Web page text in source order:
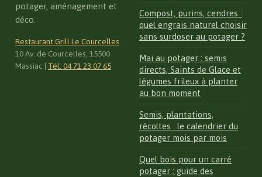
potager, aménagement et
déco.
Restaurant Grill Le Courcelles
10 Av. de Courcelles, 15500
Massiac | Tél. 04 71 23 07 65
Compost, purins, cendres :
quel engrais naturel choisir
sans surdoser au potager ?
Mai au potager : semis
directs, Saints de Glace et
légumes frileux à planter
au bon moment
Semis, plantations,
récoltes : le calendrier du
potager mois par mois
Quel bois pour un carré
potager : guide des